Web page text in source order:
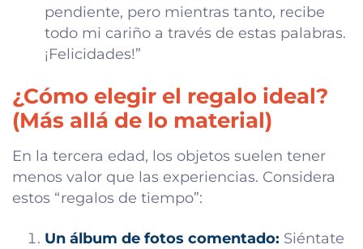
pendiente, pero mientras tanto, recibe
todo mi cariño a través de estas palabras.
¡Felicidades!”
¿Cómo elegir el regalo ideal?
(Más allá de lo material)
En la tercera edad, los objetos suelen tener
menos valor que las experiencias. Considera
estos “regalos de tiempo”:
Un álbum de fotos comentado: Siéntate